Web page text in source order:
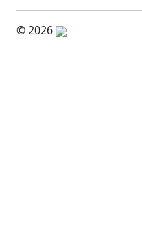
© 2026